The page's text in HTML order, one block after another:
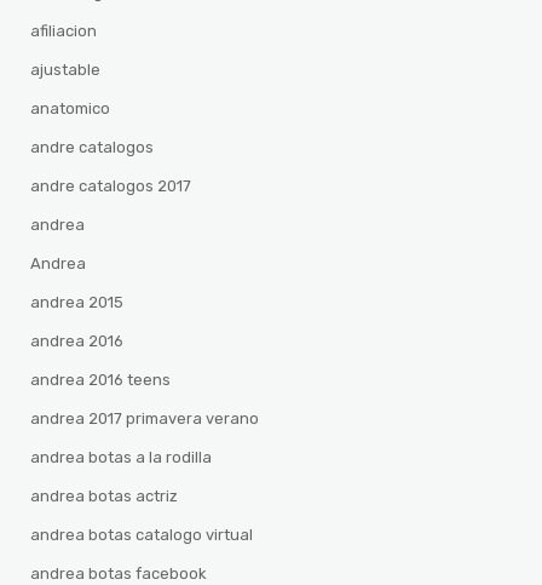
afiliacion
ajustable
anatomico
andre catalogos
andre catalogos 2017
andrea
Andrea
andrea 2015
andrea 2016
andrea 2016 teens
andrea 2017 primavera verano
andrea botas a la rodilla
andrea botas actriz
andrea botas catalogo virtual
andrea botas facebook